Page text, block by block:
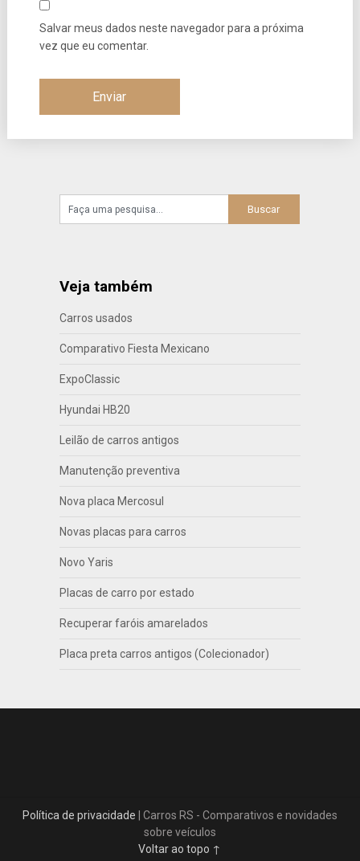
Salvar meus dados neste navegador para a próxima
vez que eu comentar.
Veja também
Carros usados
Comparativo Fiesta Mexicano
ExpoClassic
Hyundai HB20
Leilão de carros antigos
Manutenção preventiva
Nova placa Mercosul
Novas placas para carros
Novo Yaris
Placas de carro por estado
Recuperar faróis amarelados
Placa preta carros antigos (Colecionador)
Política de privacidade | Carros RS - Comparativos e novidades
sobre veículos
Voltar ao topo ↑